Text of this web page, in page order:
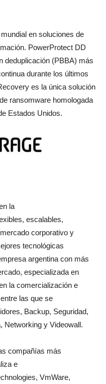
en soluciones de
PowerProtect DD
deduplicación (PBBA) más
durante los últimos
es la única solución
ransomware homologada
Estados Unidos.
la
escalables,
corporativo y
tecnológicas
argentina con más
especializada en
la comercialización e
las que se
Backup, Seguridad,
Networking y Videowall.
compañías más
e
VmWare,